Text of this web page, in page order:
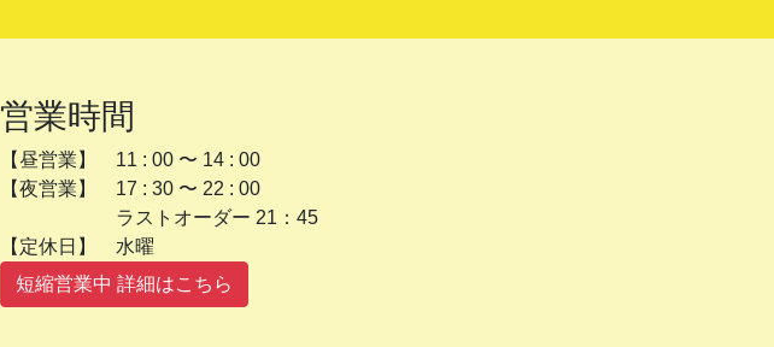
営業時間
【昼営業】 11 : 00 〜 14 : 00
【夜営業】 17 : 30 〜 22 : 00
ラストオーダー 21：45
【定休日】 水曜
短縮営業中 詳細はこちら